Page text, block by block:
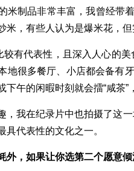
米制品非常丰富，我曾经带
米，有些人认为是爆米花，
有代表性，且深入人心的美
地很多餐厅、小店都会备有
下午的闲暇时刻就会擂“咸茶”
我在纪录片中也拍摄了这一
具代表性的文化之一。
外，如果让你选第二个愿意